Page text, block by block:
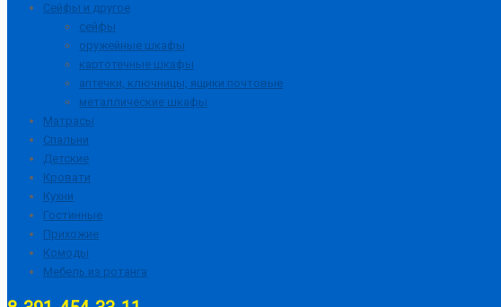
Сейфы и другое
сейфы
оружейные шкафы
картотечные шкафы
аптечки, ключницы, ящики почтовые
металлические шкафы
Матрасы
Спальни
Детские
Кровати
Кухни
Гостинные
Прихожие
Комоды
Мебель из ротанга